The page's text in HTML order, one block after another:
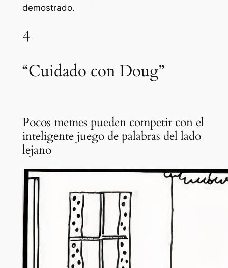
demostrado.
4
“Cuidado con Doug”
Pocos memes pueden competir con el
inteligente juego de palabras del lado
lejano